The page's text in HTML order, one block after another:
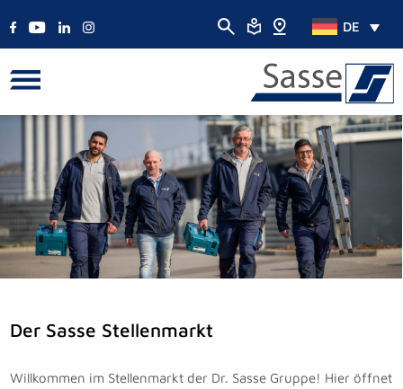
DE
Der Sasse Stellenmarkt
Willkommen im Stellenmarkt der Dr. Sasse Gruppe! Hier öffnet